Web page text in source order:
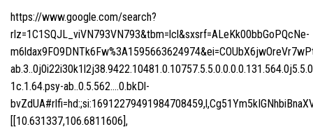
https://www.google.com/search?
rlz=1C1SQJL_viVN793VN793&tbm=lcl&sxsrf=ALeKk00bbGoPQcNe-
1c.1.64.psy-ab..0.5.562….0.bkDl-
[[10.631337,106.6811606],